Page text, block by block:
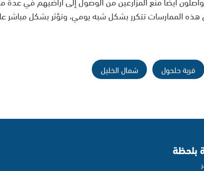
أن هذه الممارسات تتكرر بشكل شبه يومي، وتؤثر بشكل
قرية حلحول شمال الخليل
بلحظة